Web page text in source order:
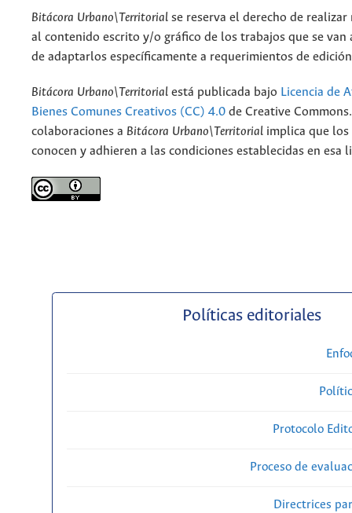
Bitácora Urbano\Territorial se reserva el derecho de realizar
al contenido escrito y/o gráfico de los trabajos que se van
de adaptarlos específicamente a requerimientos de
Bitácora Urbano\Territorial está publicada bajo Licencia de
Bienes Comunes Creativos (CC) 4.0 de Creative
colaboraciones a Bitácora Urbano\Territorial implica que los
conocen y adhieren a las condiciones establecidas en esa
Políticas editoriales
Protocolo
Proceso de
Directrices